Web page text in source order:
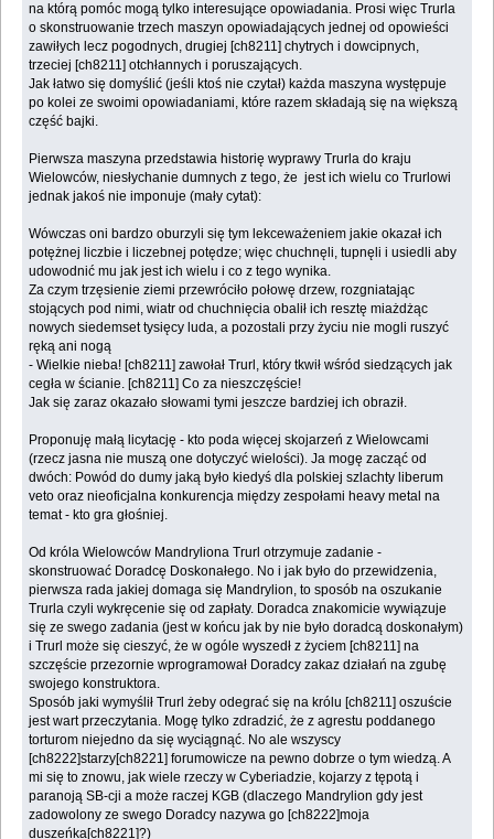
na którą pomóc mogą tylko interesujące opowiadania. Prosi więc Trurla
o skonstruowanie trzech maszyn opowiadających jednej od opowieści
zawiłych lecz pogodnych, drugiej [ch8211] chytrych i dowcipnych,
trzeciej [ch8211] otchłannych i poruszających.
Jak łatwo się domyślić (jeśli ktoś nie czytał) każda maszyna występuje
po kolei ze swoimi opowiadaniami, które razem składają się na większą
część bajki.
Pierwsza maszyna przedstawia historię wyprawy Trurla do kraju
Wielowców, niesłychanie dumnych z tego, że jest ich wielu co Trurlowi
jednak jakoś nie imponuje (mały cytat):
Wówczas oni bardzo oburzyli się tym lekceważeniem jakie okazał ich
potężnej liczbie i liczebnej potędze; więc chuchnęli, tupnęli i usiedli aby
udowodnić mu jak jest ich wielu i co z tego wynika.
Za czym trzęsienie ziemi przewróciło połowę drzew, rozgniatając
stojących pod nimi, wiatr od chuchnięcia obalił ich resztę miażdżąc
nowych siedemset tysięcy luda, a pozostali przy życiu nie mogli ruszyć
ręką ani nogą
- Wielkie nieba! [ch8211] zawołał Trurl, który tkwił wśród siedzących jak
cegła w ścianie. [ch8211] Co za nieszczęście!
Jak się zaraz okazało słowami tymi jeszcze bardziej ich obraził.
Proponuję małą licytację - kto poda więcej skojarzeń z Wielowcami
(rzecz jasna nie muszą one dotyczyć wielości). Ja mogę zacząć od
dwóch: Powód do dumy jaką było kiedyś dla polskiej szlachty liberum
veto oraz nieoficjalna konkurencja między zespołami heavy metal na
temat - kto gra głośniej.
Od króla Wielowców Mandryliona Trurl otrzymuje zadanie -
skonstruować Doradcę Doskonałego. No i jak było do przewidzenia,
pierwsza rada jakiej domaga się Mandrylion, to sposób na oszukanie
Trurla czyli wykręcenie się od zapłaty. Doradca znakomicie wywiązuje
się ze swego zadania (jest w końcu jak by nie było doradcą doskonałym)
i Trurl może się cieszyć, że w ogóle wyszedł z życiem [ch8211] na
szczęście przezornie wprogramował Doradcy zakaz działań na zgubę
swojego konstruktora.
Sposób jaki wymyślił Trurl żeby odegrać się na królu [ch8211] oszuście
jest wart przeczytania. Mogę tylko zdradzić, że z agrestu poddanego
torturom niejedno da się wyciągnąć. No ale wszyscy
[ch8222]starzy[ch8221] forumowicze na pewno dobrze o tym wiedzą. A
mi się to znowu, jak wiele rzeczy w Cyberiadzie, kojarzy z tępotą i
paranoją SB-cji a może raczej KGB (dlaczego Mandrylion gdy jest
zadowolony ze swego Doradcy nazywa go [ch8222]moja
duszeńka[ch8221]?)